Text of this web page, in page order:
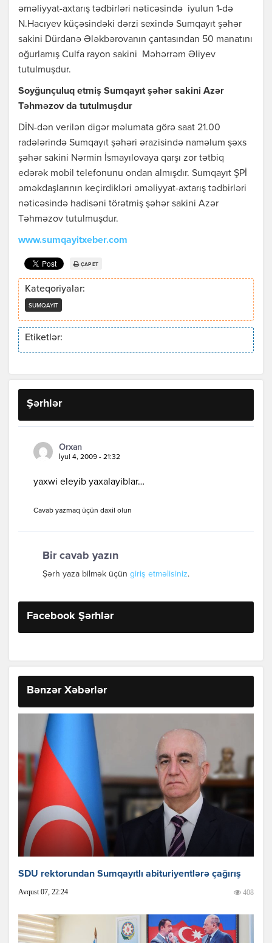
əməliyyat-axtarış tədbirləri nəticəsində iyulun 1-də
N.Hacıyev küçəsindəki dərzi sexində Sumqayıt şəhər
sakini Dürdanə Ələkbərovanın çantasından 50 manatını
oğurlamış Culfa rayon sakini Məhərrəm Əliyev
tutulmuşdur.
Soyğunçuluq etmiş Sumqayıt şəhər sakini Azər
Təhməzov da tutulmuşdur
DİN-dən verilən digər məlumata görə saat 21.00
radələrində Sumqayıt şəhəri ərazisində naməlum şəxs
şəhər sakini Nərmin İsmayılovaya qarşı zor tətbiq
edərək mobil telefonunu ondan almışdır. Sumqayıt ŞPİ
əməkdaşlarının keçirdikləri əməliyyat-axtarış tədbirləri
nəticəsində hadisəni törətmiş şəhər sakini Azər
Təhməzov tutulmuşdur.
www.sumqayitxeber.com
ÇAP ET
Kateqoriyalar:
SUMQAYIT
Etiketlər:
Şərhlər
Orxan
İyul 4, 2009 - 21:32
yaxwi eleyib yaxalayiblar…
Cavab yazmaq üçün daxil olun
Bir cavab yazın
Şərh yaza bilmək üçün giriş etməlisiniz.
Facebook Şərhlər
Bənzər Xəbərlər
SDU rektorundan Sumqayıtlı abituriyentlərə çağırış
Avqust 07, 22:24 408